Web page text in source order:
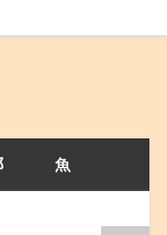
阝 魚